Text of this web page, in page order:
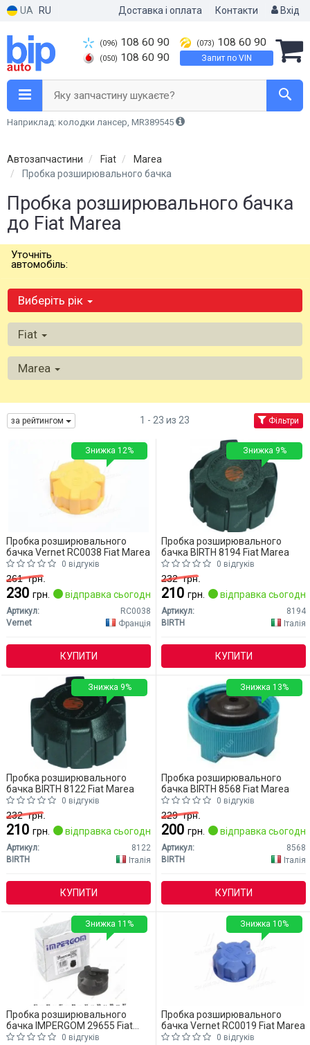
UA RU Доставка і оплата Контакти Вхід
(096) 108 60 90
(050) 108 60 90
(073) 108 60 90
Запит по VIN
Яку запчастину шукаєте?
Наприклад: колодки лансер, MR389545
Автозапчастини Fiat
Marea
Пробка розширювального бачка
Пробка розширювального бачка
до Fiat Marea
Уточніть
автомобіль:
Виберіть рік
Fiat
Marea
за рейтингом 1 - 23 из 23 Фільтри
Пробка розширювального
бачка Vernet RC0038 Fiat Marea
0 відгуків
261грн.
230 грн. відправка сьогодні
Артикул:
RC0038
Vernet
Франція
КУПИТИ
Знижка 12%
Пробка розширювального
бачка BIRTH 8194 Fiat Marea
0 відгуків
232грн.
210 грн. відправка сьогодні
Артикул:
8194
BIRTH
Італія
КУПИТИ
Знижка 9%
Пробка розширювального
бачка BIRTH 8122 Fiat Marea
0 відгуків
232грн.
210 грн. відправка сьогодні
Артикул:
8122
BIRTH
Італія
КУПИТИ
Знижка 9%
Пробка розширювального
бачка BIRTH 8568 Fiat Marea
0 відгуків
229грн.
200 грн. відправка сьогодні
Артикул:
8568
BIRTH
Італія
КУПИТИ
Знижка 13%
Пробка розширювального
бачка IMPERGOM 29655 Fiat
Marea
0 відгуків
Знижка 11%
Пробка розширювального
бачка Vernet RC0019 Fiat Marea
0 відгуків
Знижка 10%